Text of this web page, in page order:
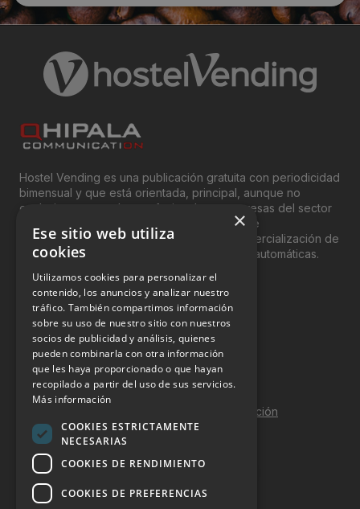
Hostel Vending es una publicación gratuita con periodicidad
bimensual y que está orientada, principal, aunque no
exclusivamente, a los profesionales y empresas del sector
del “Vending”; nombre con el que se conoce
genéricamente entre profesionales a la comercialización de
productos y servicios a través de máquinas automáticas.
INFORMACIÓN LEGAL
Aviso Legal
Política de Privacidad
Política de Cookies
Política de calidad y seguridad de la información
Contacto
×
Ese sitio web utiliza
cookies
Utilizamos cookies para personalizar el
contenido, los anuncios y analizar nuestro
tráfico. También compartimos información
sobre su uso de nuestro sitio con nuestros
socios de publicidad y análisis, quienes
pueden combinarla con otra información
que les haya proporcionado o que hayan
recopilado a partir del uso de sus servicios.
Más información
COOKIES ESTRICTAMENTE
NECESARIAS
COOKIES DE RENDIMIENTO
COOKIES DE PREFERENCIAS